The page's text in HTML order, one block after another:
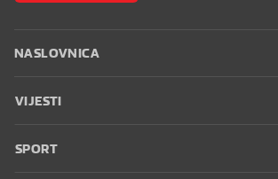
NASLOVNICA
VIJESTI
SPORT